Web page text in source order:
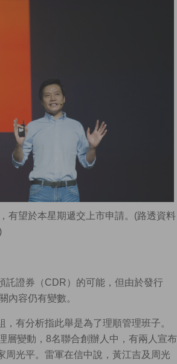
有望於本星期遞交上市申請。(路透資料
託證券（CDR）的可能，但由於發行
內容仍有變數。
有分析指此舉是為了理順管理班子。
層變動，8名聯合創辦人中，有兩人宣布
周光平。雷軍在信中說，黃江吉及周光